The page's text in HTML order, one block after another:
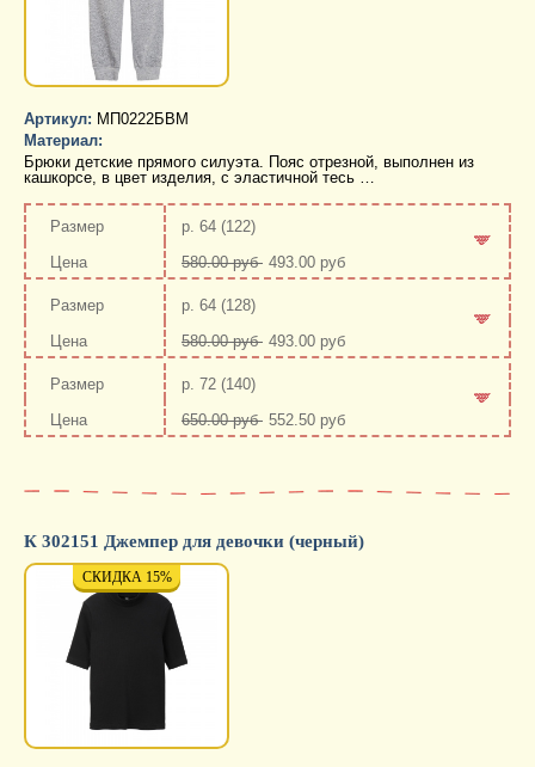
Артикул: МП0222БВМ
Материал:
Брюки детские прямого силуэта. Пояс отрезной, выполнен из
кашкорсе, в цвет изделия, с эластичной тесь …
р. 64 (122)
580.00 руб 493.00 руб
-р. 64 (128)
580.00 руб 493.00 руб
-р. 72 (140)
650.00 руб 552.50 руб
К 302151 Джемпер для девочки (черный)
СКИДКА 15%